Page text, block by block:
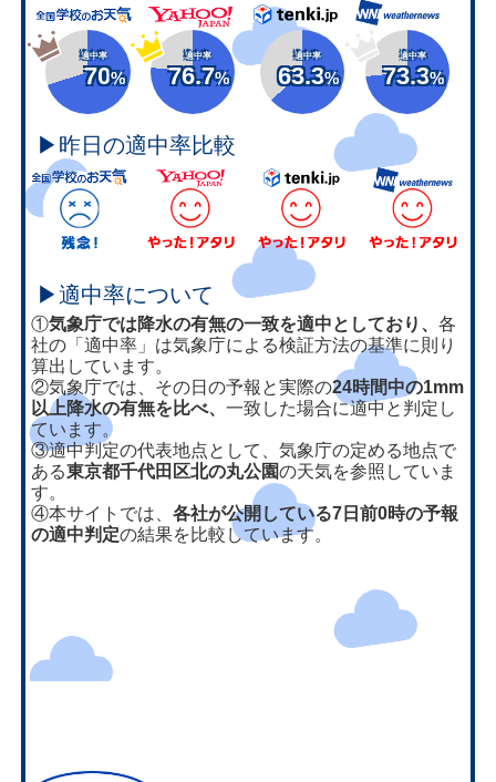
適中率
70%
適中率
76.7%
適中率
63.3%
適中率
73.3%
▶昨日の適中率比較
▶適中率について
①気象庁では降水の有無の一致を適中としており、各
社の「適中率」は気象庁による検証方法の基準に則り
算出しています。
②気象庁では、その日の予報と実際の24時間中の1mm
以上降水の有無を比べ、一致した場合に適中と判定し
ています。
③適中判定の代表地点として、気象庁の定める地点で
ある東京都千代田区北の丸公園の天気を参照していま
す。
④本サイトでは、各社が公開している7日前0時の予報
の適中判定の結果を比較しています。